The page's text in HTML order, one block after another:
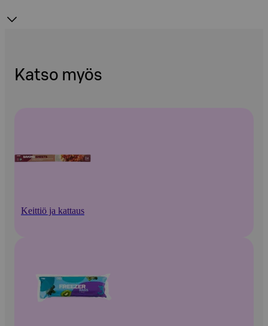
Katso myös
Keittiö ja kattaus